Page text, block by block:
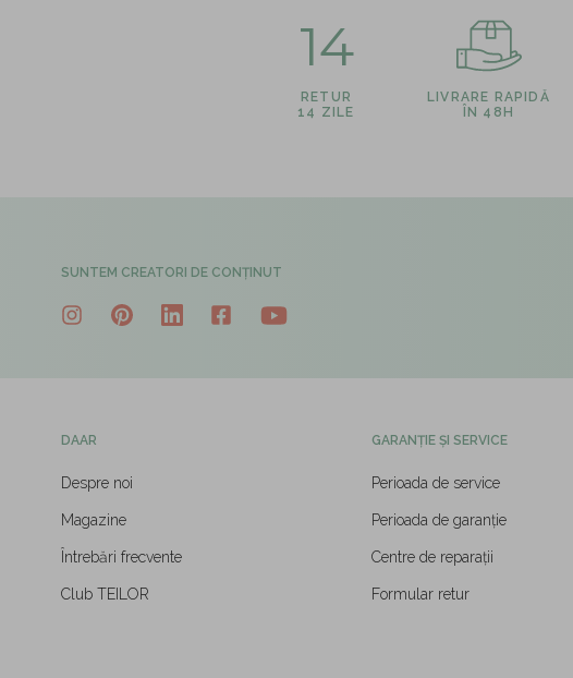
14
RETUR
14 ZILE
LIVRARE RAPIDĂ
ÎN 48H
SUNTEM CREATORI DE CONȚINUT
DAAR
Despre noi
Magazine
Întrebări frecvente
Club TEILOR
GARANȚIE ȘI SERVICE
Perioada de service
Perioada de garanție
Centre de reparații
Formular retur